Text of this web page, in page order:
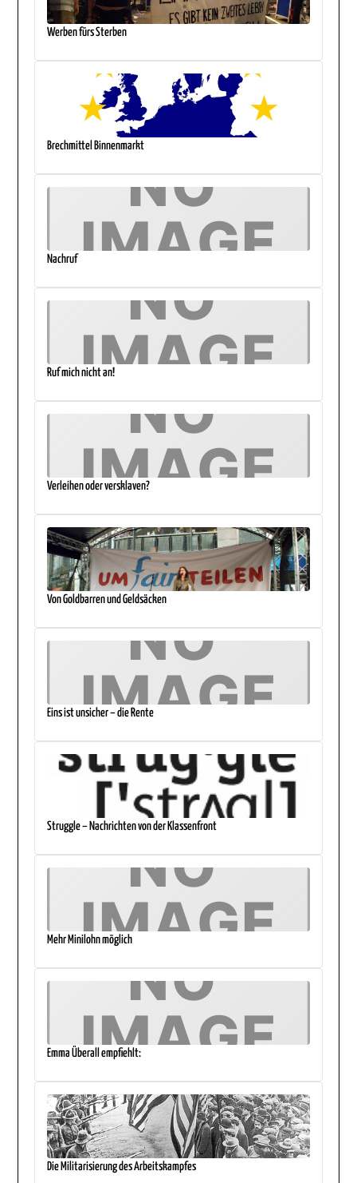
Werben fürs Sterben
Brechmittel Binnenmarkt
Nachruf
Ruf mich nicht an!
Verleihen oder versklaven?
Von Goldbarren und Geldsäcken
Eins ist unsicher – die Rente
Struggle – Nachrichten von der Klassenfront
Mehr Minilohn möglich
Emma Überall empfiehlt:
Die Militarisierung des Arbeitskampfes